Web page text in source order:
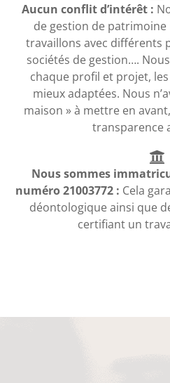
Aucun conflit d’intérêt :
de gestion de
travaillons avec différents
sociétés de gestion….
chaque profil et projet,
mieux adaptées. Nous
maison » à mettre en
transparence
Nous sommes
numéro 21003772 : Cela
déontologique ainsi que
certifiant un